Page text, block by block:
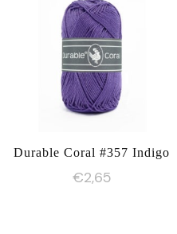
Durable Coral #357 Indigo
€2,65